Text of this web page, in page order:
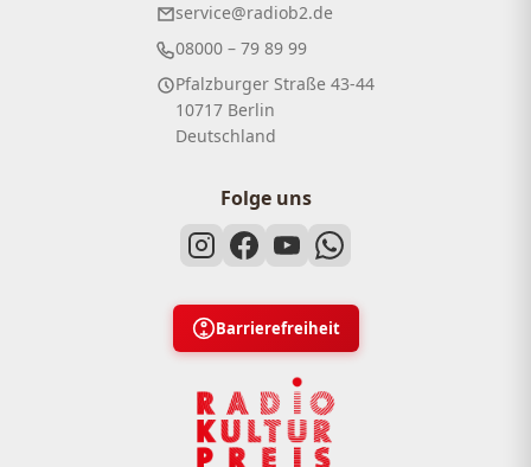
service@radiob2.de
08000 – 79 89 99
Pfalzburger Straße 43-44
10717 Berlin
Deutschland
Folge uns
Barrierefreiheit